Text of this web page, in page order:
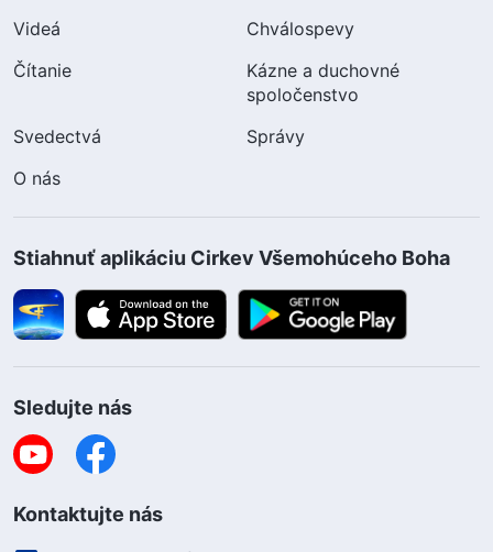
Videá
Chválospevy
Čítanie
Kázne a duchovné
spoločenstvo
Svedectvá
Správy
O nás
Stiahnuť aplikáciu Cirkev Všemohúceho Boha
Sledujte nás
Kontaktujte nás